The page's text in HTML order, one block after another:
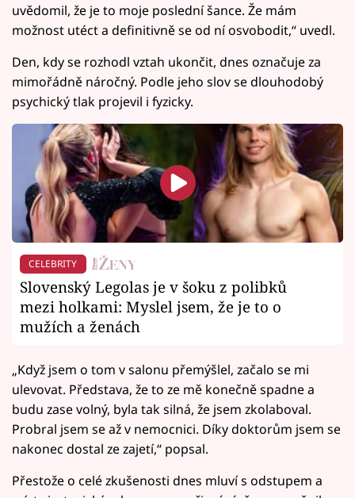
uvědomil, že je to moje poslední šance. Že mám
možnost utéct a definitivně se od ní osvobodit,“ uvedl.
Den, kdy se rozhodl vztah ukončit, dnes označuje za
mimořádně náročný. Podle jeho slov se dlouhodobý
psychický tlak projevil i fyzicky.
CELEBRITY
Slovenský Legolas je v šoku z polibků
mezi holkami: Myslel jsem, že je to o
mužích a ženách
„Když jsem o tom v salonu přemýšlel, začalo se mi
ulevovat. Představa, že to ze mě konečně spadne a
budu zase volný, byla tak silná, že jsem zkolaboval.
Probral jsem se až v nemocnici. Díky doktorům jsem se
nakonec dostal ze zajetí,“ popsal.
Přestože o celé zkušenosti dnes mluví s odstupem a